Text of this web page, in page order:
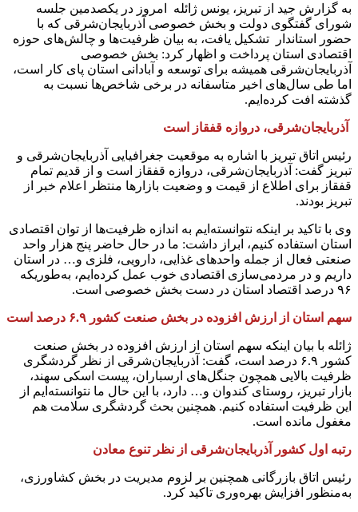
به گزارش جید از تبریز، یونس ژائله امروز در یکصدمین جلسه
شورای گفتگوی دولت و بخش خصوصی آذربایجان‌شرقی که با
حضور استاندار تشکیل یافت، به بیان ظرفیت‌ها و چالش‌های حوزه
اقتصادی استان پرداخت و اظهار کرد: بخش خصوصی
آذربایجان‌شرقی همیشه برای توسعه و آبادانی استان پای کار است،
اما طی سال‌های اخیر متاسفانه در برخی شاخص‌ها نسبت به
گذشته افت کرده‌ایم.
آذربایجان‌شرقی، دروازه قفقاز است
رئیس اتاق تبریز با اشاره به موقعیت جغرافیایی آذربایجان‌شرقی و
تبریز گفت: آذربایجان‌شرقی، دروازه قفقاز است و از قدیم تمام
قفقاز برای اطلاع از قیمت و وضعیت بازارها منتظر اعلام خبر از
تبریز بودند.
وی با تاکید بر اینکه نتوانسته‌ایم به اندازه ظرفیت‌ها از توان اقتصادی
استان استفاده کنیم، ابراز داشت: ما در حال حاضر پنج هزار واحد
صنعتی فعال از جمله واحدهای غذایی، دارویی، فلزی و… در استان
داریم و در مردمی‌سازی اقتصادی خوب عمل کرده‌ایم، به‌طوریکه
۹۶ درصد اقتصاد استان در دست بخش خصوصی است.
سهم استان از ارزش افزوده در بخش صنعت کشور ۶.۹ درصد است
ژائله با بیان اینکه سهم استان از ارزش افزوده در بخش صنعت
کشور ۶.۹ درصد است، گفت: آذربایجان‌شرقی از نظر گردشگری
ظرفیت بالایی همچون جنگل‌های ارسباران، پیست اسکی سهند،
بازار تبریز، روستای کندوان و… دارد، با این حال ما نتوانسته‌ایم از
این ظرفیت استفاده کنیم. همچنین بحث گردشگری سلامت هم
مغفول مانده است.
رتبه اول کشور آذربایجان‌شرقی از نظر تنوع معادن
رئیس اتاق بازرگانی همچنین بر لزوم مدیریت در بخش کشاورزی،
به‌منظور افزایش بهره‌وری تاکید کرد.